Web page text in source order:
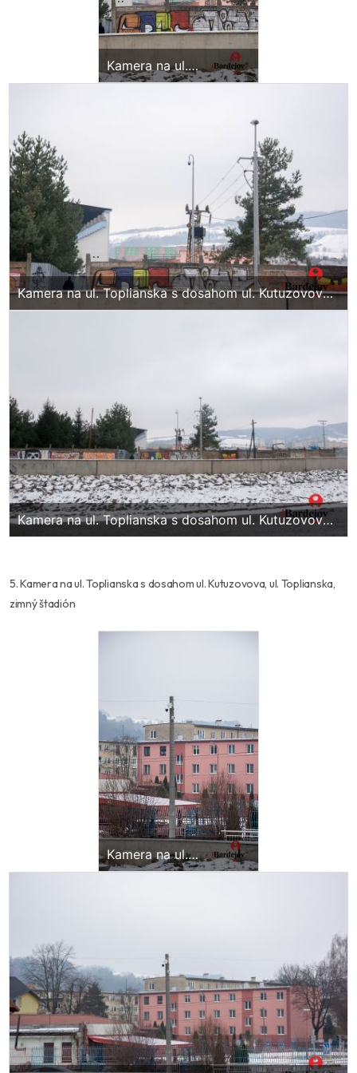
Kamera na ul.
Toplianska s dosahom
Kamera na ul. Toplianska s dosahom ul. Kutuzovova,
ul. Toplianska, letné kúpalisko
Kamera na ul. Toplianska s dosahom ul. Kutuzovova,
ul. Toplianska, letné kúpalisko
5. Kamera na ul. Toplianska s dosahom ul. Kutuzovova, ul. Toplianska,
zimný štadión
Kamera na ul.
Toplianska s dosahom